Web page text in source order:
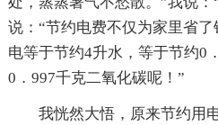
说：“节约电费不仅为家里省
电等于节约4升水，等于节约0
0．997千克二氧化碳呢！”
我恍然大悟，原来节约用